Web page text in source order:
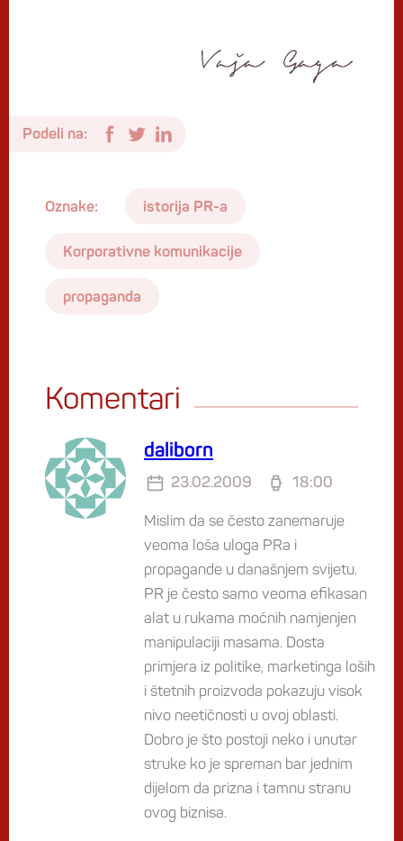
Podeli na:
Oznake: istorija PR-a
Korporativne komunikacije
propaganda
Komentari
daliborn
23.02.2009 18:00
Mislim da se često zanemaruje
veoma loša uloga PRa i
propagande u današnjem svijetu.
PR je često samo veoma efikasan
alat u rukama moćnih namjenjen
manipulaciji masama. Dosta
primjera iz politike, marketinga loših
i štetnih proizvoda pokazuju visok
nivo neetičnosti u ovoj oblasti.
Dobro je što postoji neko i unutar
struke ko je spreman bar jednim
dijelom da prizna i tamnu stranu
ovog biznisa.